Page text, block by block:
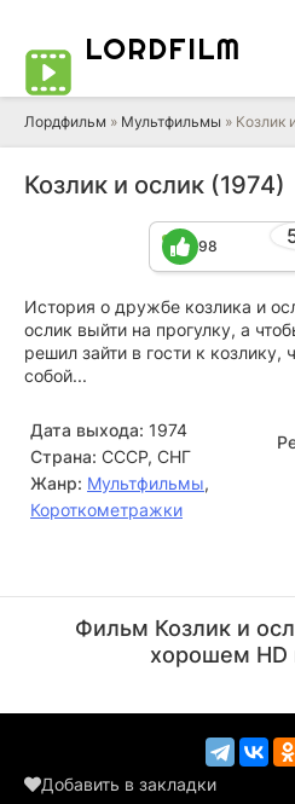
LORDFILM
Лордфильм » Мультфильмы » Козлик
Козлик и ослик (1974)
98
История о дружбе козлика и
ослик выйти на прогулку, а
решил зайти в гости к козлику,
собой...
Дата выхода: 1974
Страна: СССР, СНГ
Жанр: Мультфильмы,
Короткометражки
(озвучка)
Фильм Козлик и
хорошем HD
Добавить в закладки